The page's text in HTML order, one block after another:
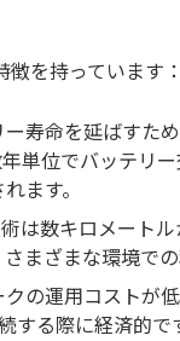
を持っています：
寿命を延ばすた
単位でバッテリ
ます。
は数キロメート
まざまな環境での
の運用コストが
する際に経済的で